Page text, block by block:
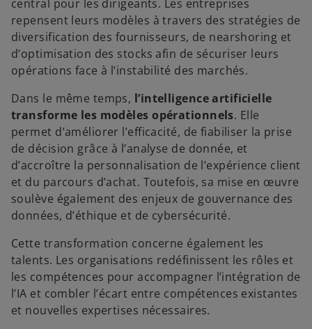
central pour les dirigeants. Les entreprises
repensent leurs modèles à travers des stratégies de
diversification des fournisseurs, de nearshoring et
d’optimisation des stocks afin de sécuriser leurs
opérations face à l’instabilité des marchés.
Dans le même temps, l’intelligence artificielle
transforme les modèles opérationnels. Elle
permet d’améliorer l’efficacité, de fiabiliser la prise
de décision grâce à l’analyse de donnée, et
d’accroître la personnalisation de l’expérience client
et du parcours d’achat. Toutefois, sa mise en œuvre
soulève également des enjeux de gouvernance des
données, d’éthique et de cybersécurité.
Cette transformation concerne également les
talents. Les organisations redéfinissent les rôles et
les compétences pour accompagner l’intégration de
l’IA et combler l’écart entre compétences existantes
et nouvelles expertises nécessaires.